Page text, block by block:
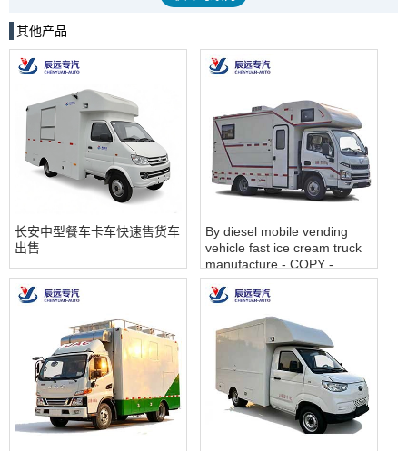
其他产品
长安中型餐车卡车快速售货车
出售
By diesel mobile vending
vehicle fast ice cream truck
manufacture - COPY -
7q2inn